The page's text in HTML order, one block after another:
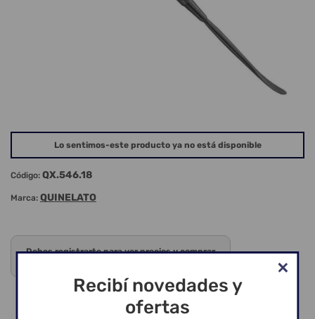
Lo sentimos-este producto ya no está disponible
Código: QX.546.18
Marca: QUINELATO
Debes registrarte para ver precios y comprar
Recibí novedades y
ofertas